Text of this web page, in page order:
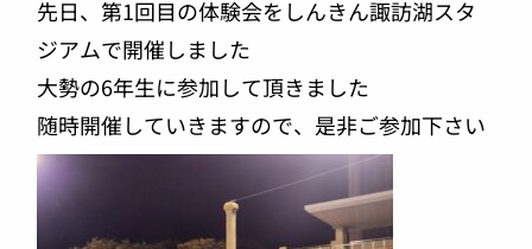
先日、第1回目の体験会をしんきん諏訪湖スタ
ジアムで開催しました
大勢の6年生に参加して頂きました
随時開催していきますので、是非ご参加下さい